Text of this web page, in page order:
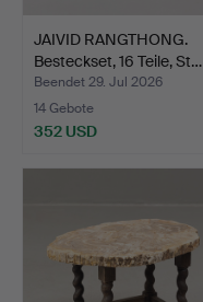
JAIVID RANGTHONG.
Besteckset, 16 Teile, St…
Beendet 29. Jul 2026
14 Gebote
352 USD